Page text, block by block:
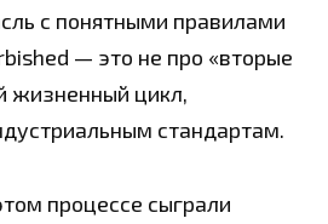
с понятными правилами
— это не про «вторые
жизненный цикл,
стандартам.
процессе сыграли